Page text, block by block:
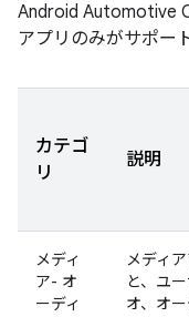
Android Automotive
アプリのみがサポー
カテゴ
リ
説明
メディ
ア- オ
ーディ
メディ
と、ユ
オ、オ